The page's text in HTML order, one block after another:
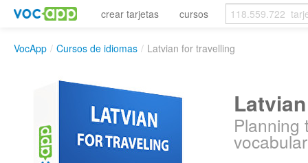
crear tarjetas cursos
VocApp / Cursos de idiomas / Latvian for travelling
Planning